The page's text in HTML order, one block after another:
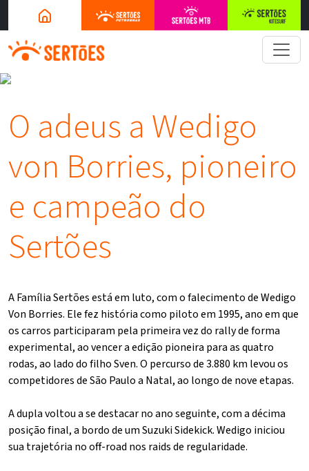
O adeus a Wedigo
von Borries, pioneiro
e campeão do
Sertões
A Família Sertões está em luto, com o falecimento de Wedigo
Von Borries. Ele fez história como piloto em 1995, ano em que
os carros participaram pela primeira vez do rally de forma
experimental, ao vencer a edição pioneira para as quatro
rodas, ao lado do filho Sven. O percurso de 3.880 km levou os
competidores de São Paulo a Natal, ao longo de nove etapas.
A dupla voltou a se destacar no ano seguinte, com a décima
posição final, a bordo de um Suzuki Sidekick. Wedigo iniciou
sua trajetória no off-road nos raids de regularidade.